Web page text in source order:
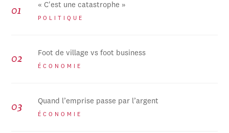
« C'est une catastrophe »
POLITIQUE
Foot de village vs foot business
ÉCONOMIE
Quand l’emprise passe par l’argent
ÉCONOMIE